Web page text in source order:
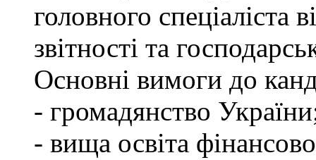
головного спеціаліста
звітності та
Основні вимоги до
- громадянство
- вища освіта